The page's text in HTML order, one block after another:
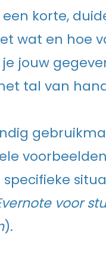
een korte,
wat en hoe
jouw
tal van
specifieke
voor
).